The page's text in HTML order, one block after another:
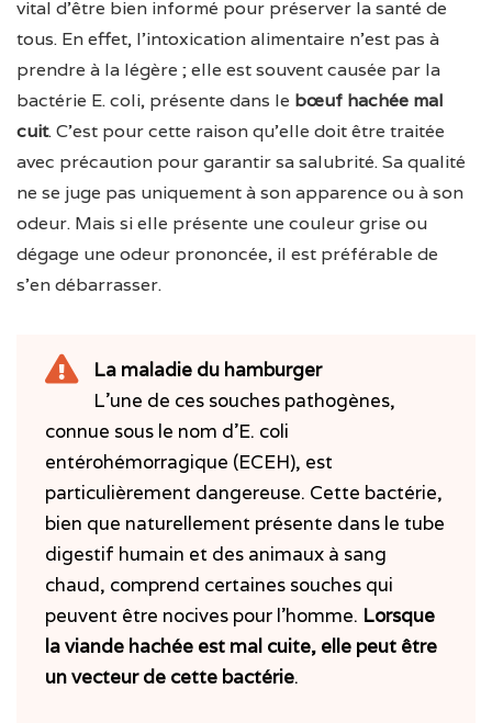
vital d’être bien informé pour préserver la santé de
tous. En effet, l’intoxication alimentaire n’est pas à
prendre à la légère ; elle est souvent causée par la
bactérie E. coli, présente dans le bœuf hachée mal
cuit. C’est pour cette raison qu’elle doit être traitée
avec précaution pour garantir sa salubrité. Sa qualité
ne se juge pas uniquement à son apparence ou à son
odeur. Mais si elle présente une couleur grise ou
dégage une odeur prononcée, il est préférable de
s’en débarrasser.
La maladie du hamburger
L’une de ces souches pathogènes,
connue sous le nom d’E. coli
entérohémorragique (ECEH), est
particulièrement dangereuse. Cette bactérie,
bien que naturellement présente dans le tube
digestif humain et des animaux à sang
chaud, comprend certaines souches qui
peuvent être nocives pour l’homme. Lorsque
la viande hachée est mal cuite, elle peut être
un vecteur de cette bactérie.